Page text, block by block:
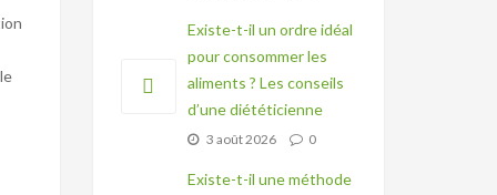
Existe-t-il un ordre idéal
pour consommer les
aliments ? Les conseils
d’une diététicienne
3 août 2026 0
Existe-t-il une méthode